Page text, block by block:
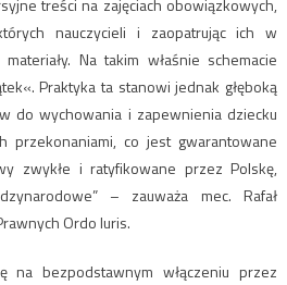
treści na zajęciach obowiązkowych,
nauczycieli i zaopatrując ich w
Na takim właśnie schemacie
Praktyka ta stanowi jednak głęboką
do wychowania i zapewnienia dziecku
przekonaniami, co jest gwarantowane
zwykłe i ratyfikowane przez Polskę,
– zauważa mec. Rafał
Ordo Iuris.
na bezpodstawnym włączeniu przez